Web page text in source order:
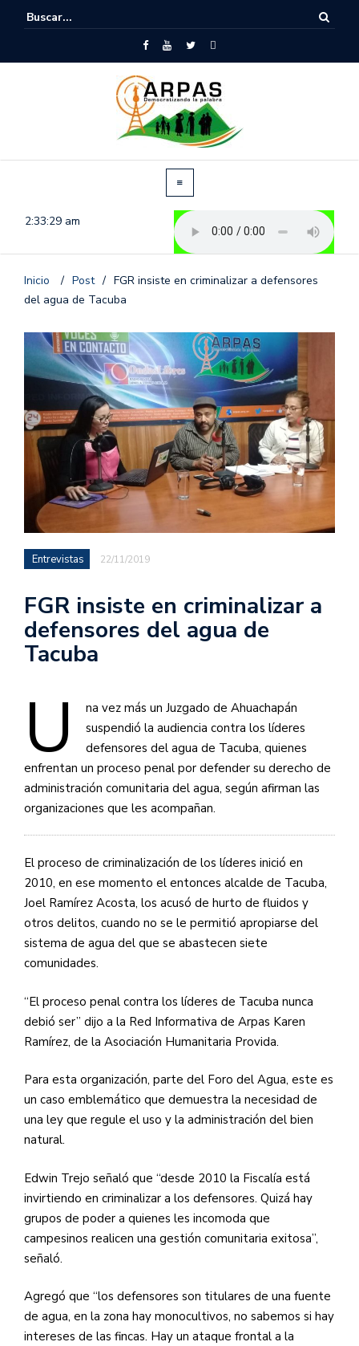
2:33:30 am
Inicio / Post / FGR insiste en criminalizar a defensores
del agua de Tacuba
Entrevistas 22/11/2019
FGR insiste en criminalizar a
defensores del agua de
Tacuba
U
na vez más un Juzgado de Ahuachapán
suspendió la audiencia contra los líderes
defensores del agua de Tacuba, quienes
enfrentan un proceso penal por defender su derecho de
administración comunitaria del agua, según afirman las
organizaciones que les acompañan.
El proceso de criminalización de los líderes inició en
2010, en ese momento el entonces alcalde de Tacuba,
Joel Ramírez Acosta, los acusó de hurto de fluidos y
otros delitos, cuando no se le permitió apropiarse del
sistema de agua del que se abastecen siete
comunidades.
“El proceso penal contra los líderes de Tacuba nunca
debió ser” dijo a la Red Informativa de Arpas Karen
Ramírez, de la Asociación Humanitaria Provida.
Para esta organización, parte del Foro del Agua, este es
un caso emblemático que demuestra la necesidad de
una ley que regule el uso y la administración del bien
natural.
Edwin Trejo señaló que “desde 2010 la Fiscalía está
invirtiendo en criminalizar a los defensores. Quizá hay
grupos de poder a quienes les incomoda que
campesinos realicen una gestión comunitaria exitosa”,
señaló.
Agregó que “los defensores son titulares de una fuente
de agua, en la zona hay monocultivos, no sabemos si hay
intereses de las fincas. Hay un ataque frontal a la